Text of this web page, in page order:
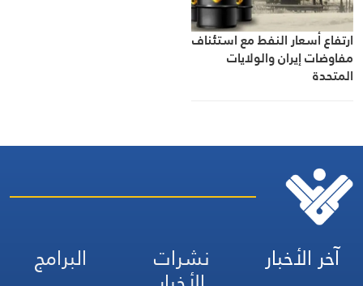
ارتفاع أسعار النفط مع استئناف
مفاوضات إيران والولايات
المتحدة
آخر الأخبار نشرات
البرامج